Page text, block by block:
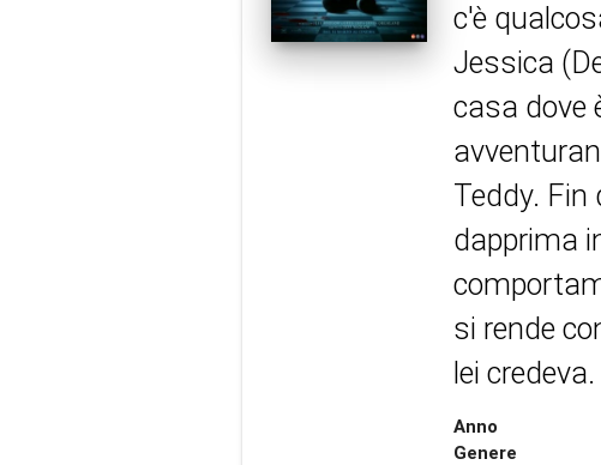
c'è
Jessica
casa dove
Teddy.
dapprima
si rende
lei credeva.
Anno
Genere